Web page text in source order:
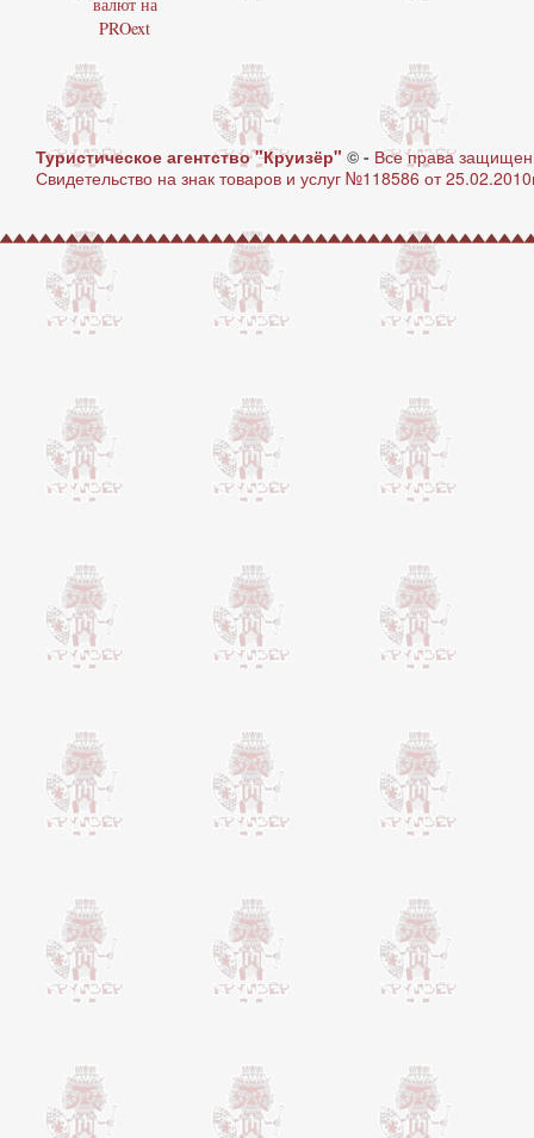
Туристическое агентство "Круизёр" © - Все права
Свидетельство на знак товаров и услуг №118586 от